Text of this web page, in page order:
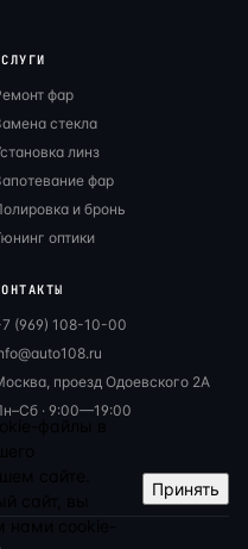
фар
стекла
линз
фар
и бронь
оптики
(969) 108-10-00
проезд Одоевского 2А
· 9:00—19:00
файлы в
сайте.
Принять